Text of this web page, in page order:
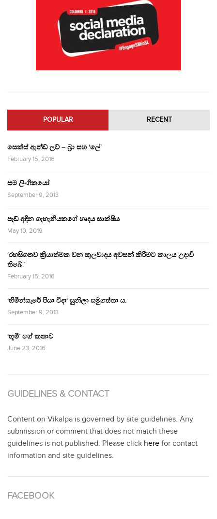
POPULAR RECENT
සෙක්ස් ඇන්ඩ් ලව් – බ්‍රා සහ ‘ලේ’
February 15, 2016
සම ලිංගිකයෝ
September 9, 2013
පෑඩ් අඳින ගැහැනියකගේ හෘදය සාක්ෂිය
May 10, 2019
‘රහසිගතව ක්‍රියාත්මක වන කුලවාදය අවසන් කිරීමට කාලය උදාවී
තිබේ.’
February 15, 2016
‘හිමින්සැරේ පියා විදා‘ සුනිලා සමුගත්තා ය.
September 9, 2013
‘භූමි’ ගේ කතාව
June 23, 2016
GUIDELINES & CONTACT
Content on Vikalpa is governed by site guidelines. Any
submission or comment that does not match these
guidelines is not published. Please click here for contact
information and site guidelines.
FACEBOOK